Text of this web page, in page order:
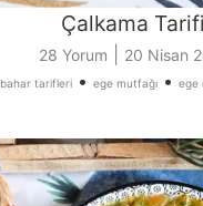
Çalkama Tarifi
28 Yorum 20 Nisan
bahar tarifleri• ege mutfağı• ege